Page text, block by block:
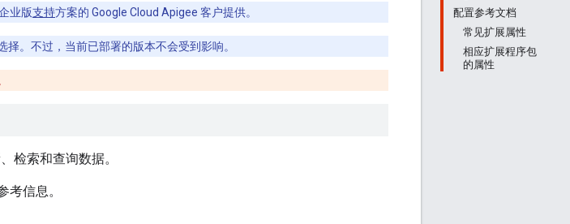
配置参考文档
常见扩展属性
相应扩展程序包
的属性
业版支持方案的 Google Cloud Apigee 客户提供。
择。不过，当前已部署的版本不会受到影响。
检索和查询数据。
信息。